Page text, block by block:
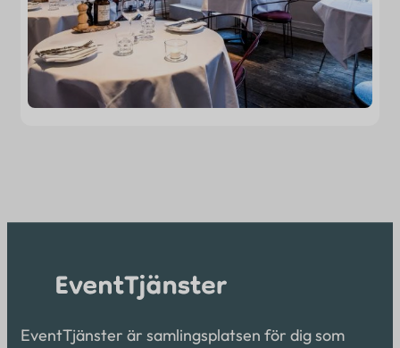
EventTjänster är samlingsplatsen för dig som